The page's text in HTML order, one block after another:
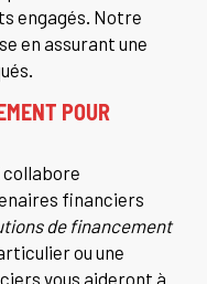
engagés. Notre
en assurant une
POUR
collabore
financiers
de financement
ou une
vous aideront à